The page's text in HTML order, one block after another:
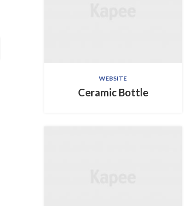
WEBSITE
Ceramic Bottle